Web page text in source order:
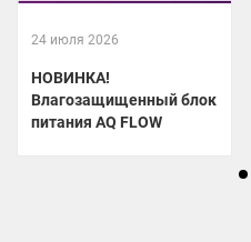
24 июля 2026
НОВИНКА!
Влагозащищенный блок
питания AQ FLOW